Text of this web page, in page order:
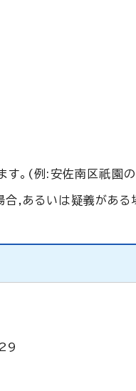
。(例:安佐南区祇園の
,あるいは疑義があ